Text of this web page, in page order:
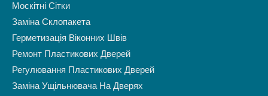
Москітні Сітки
Заміна Склопакета
Герметизація Віконних Швів
Ремонт Пластикових Дверей
Регулювання Пластикових Дверей
Заміна Ущільнювача На Дверях